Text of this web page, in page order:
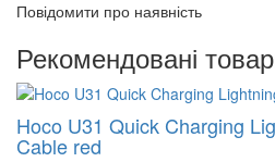
Повідомити про наявність
Рекомендовані
Hoco U31 Quick Charging
Cable red